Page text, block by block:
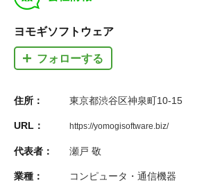
ヨモギソフトウェア
フォローする
住所： 東京都渋谷区神泉町10-15
URL： https://yomogisoftware.biz/
代表者： 瀬戸 敬
業種： コンピュータ・通信機器